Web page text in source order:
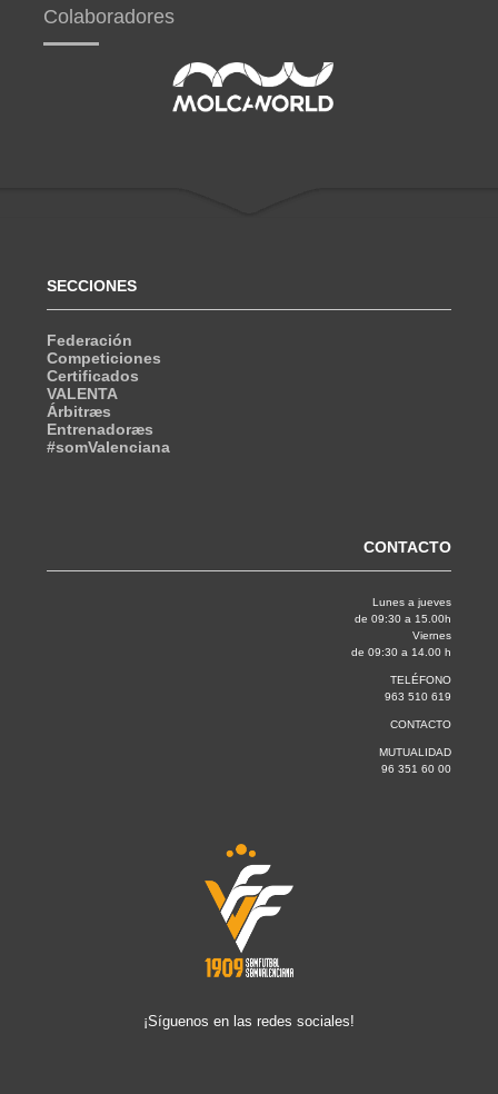
Colaboradores
SECCIONES
Federación
Competiciones
Certificados
VALENTA
Árbitræs
Entrenadoræs
#somValenciana
CONTACTO
Lunes a jueves
de 09:30 a 15.00h
Viernes
de 09:30 a 14.00 h
TELÉFONO
963 510 619
CONTACTO
MUTUALIDAD
96 351 60 00
¡Síguenos en las redes sociales!